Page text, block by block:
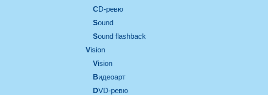
CD-ревю
sound
Sound flashback
vision
vision
видеоарт
DVD-ревю